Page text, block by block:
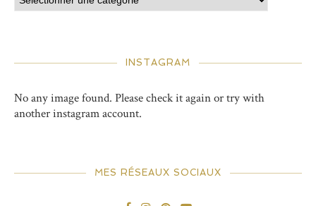
INSTAGRAM
No any image found. Please check it again or try with
another instagram account.
MES RÉSEAUX SOCIAUX